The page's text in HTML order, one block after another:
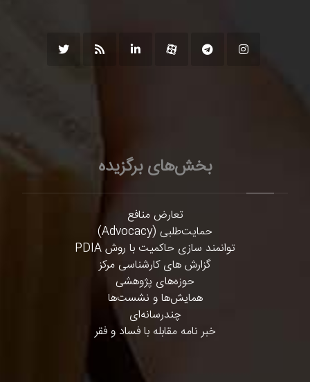
بخش‌های برگزیده
تعارض منافع
حمایت‌طلبی (Advocacy)
توانمند سازی حاکمیت با روش PDIA
گزارش های کارشناسی مرکز
حوزه‌های پژوهشی
همایش‌ها و نشست‌ها
چندرسانه‌ای
خبر نامه مقابله با فساد و فقر